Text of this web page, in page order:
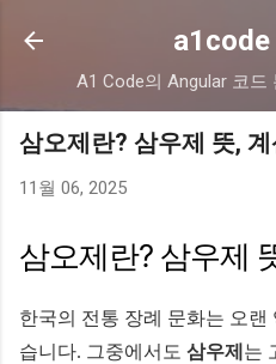
a1code
A1 Code의 Angular 코드
삼오제란? 삼우제 뜻,
11월 06, 2025
삼오제란? 삼우제
한국의 전통 장례 문화는 오랜
습니다. 그중에서도 삼우제 는